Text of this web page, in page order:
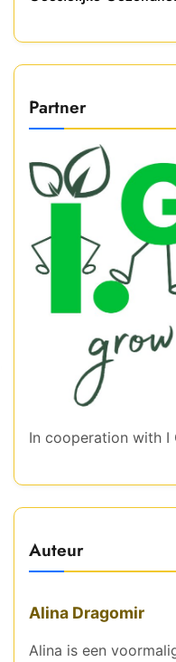
Partner
In cooperation with I
Auteur
Alina Dragomir
Alina is een